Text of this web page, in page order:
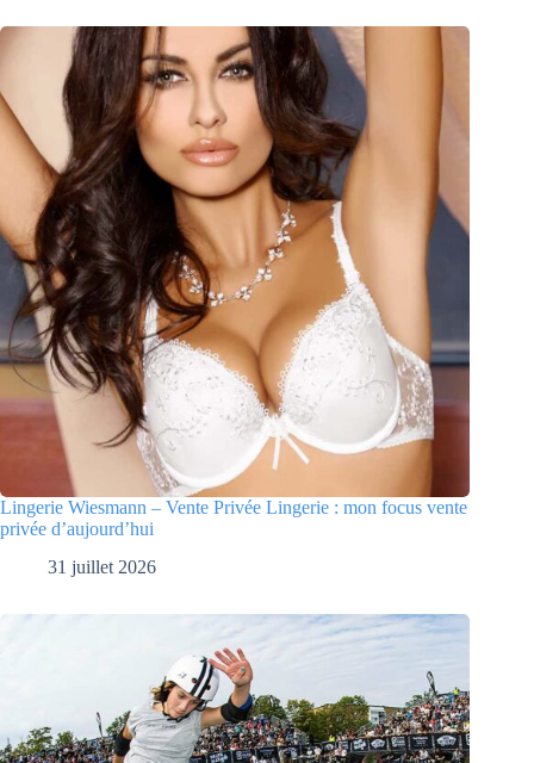
Lingerie Wiesmann – Vente Privée Lingerie : mon focus vente
privée d’aujourd’hui
31 juillet 2026